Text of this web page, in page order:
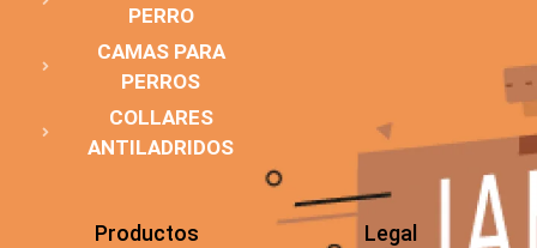
PERRO
CAMAS PARA
PERROS
COLLARES
ANTILADRIDOS
Productos Legal